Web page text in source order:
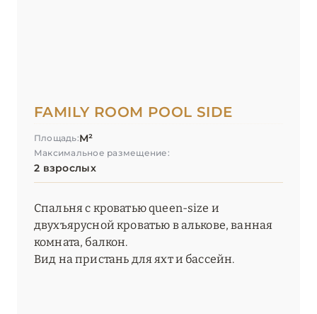
FAMILY ROOM POOL SIDE
Площадь:М²
Максимальное размещение:
2 взрослых
Спальня с кроватью queen-size и
двухъярусной кроватью в алькове, ванная
комната, балкон.
Вид на пристань для яхт и бассейн.